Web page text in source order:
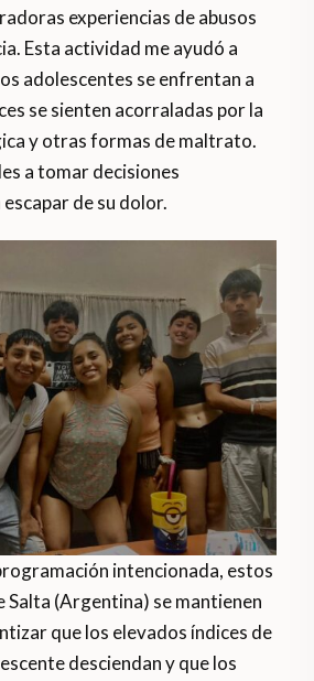
experiencias de abusos
Esta actividad me ayudó a
adolescentes se enfrentan a
se sienten acorraladas por la
y otras formas de maltrato.
a tomar decisiones
de su dolor.
intencionada, estos
Salta (Argentina) se mantienen
que los elevados índices de
desciendan y que los